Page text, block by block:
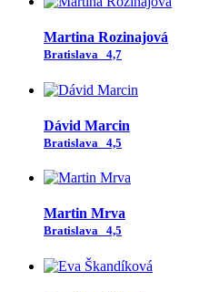
Martina Rozinajová
Bratislava 4,7
Dávid Marcin
Bratislava 4,5
Martin Mrva
Bratislava 4,5